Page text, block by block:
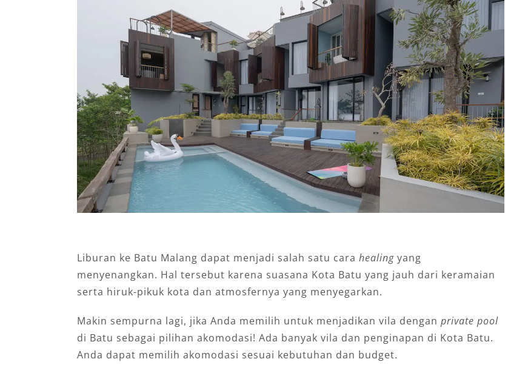
Liburan ke Batu Malang dapat menjadi salah satu cara healing yang
menyenangkan. Hal tersebut karena suasana Kota Batu yang jauh dari keramaian
serta hiruk-pikuk kota dan atmosfernya yang menyegarkan.
Makin sempurna lagi, jika Anda memilih untuk menjadikan vila dengan private pool
di Batu sebagai pilihan akomodasi! Ada banyak vila dan penginapan di Kota Batu.
Anda dapat memilih akomodasi sesuai kebutuhan dan budget.